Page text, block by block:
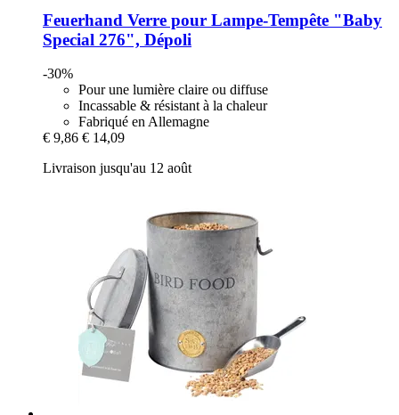
Feuerhand Verre pour Lampe-​Tempête "Baby
Special 276", Dépoli
-30%
Pour une lumière claire ou diffuse
Incassable & résistant à la chaleur
Fabriqué en Allemagne
€ 9,86 € 14,09
Livraison jusqu'au 12 août